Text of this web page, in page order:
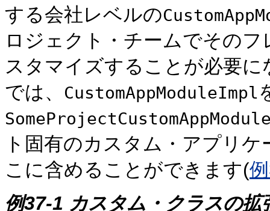
する会社レベルの
ロジェクト・チームでその
スタマイズすることが必要
では、
CustomAppModuleImpl
ト固有のカスタム・アプリ
こに含めることができます(
例37-1 カスタム・クラスの拡